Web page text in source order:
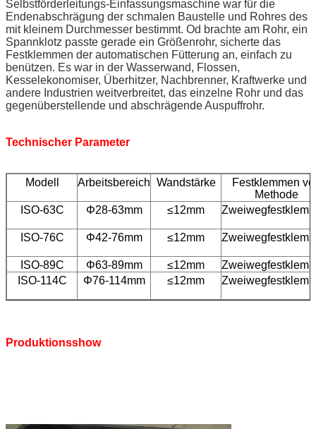
Selbstförderleitungs-Einfassungsmaschine war für die
Endenabschrägung der schmalen Baustelle und Rohres des
mit kleinem Durchmesser bestimmt. Od brachte am Rohr, ein
Spannklotz passte gerade ein Größenrohr, sicherte das
Festklemmen der automatischen Fütterung an, einfach zu
benützen. Es war in der Wasserwand, Flossen,
Kesselekonomiser, Überhitzer, Nachbrenner, Kraftwerke und
andere Industrien weitverbreitet, das einzelne Rohr und das
gegenüberstellende und abschrägende Auspuffrohr.
Technischer Parameter
Modell Arbeitsbereich Wandstärke
Festklemmen
Methode
ISO-63C
Φ28-63mm ≤12mm
ISO-76C Φ42-76mm ≤12mm
ISO-89C Φ63-89mm ≤12mm
ISO-114C
Φ76-114mm ≤12mm
Produktionsshow